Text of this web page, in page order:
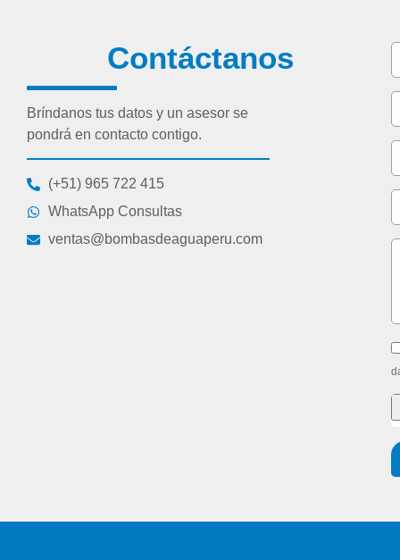
Contáctanos
Bríndanos tus datos y un asesor se
pondrá en contacto contigo.
(+51) 965 722 415
WhatsApp Consultas
ventas@bombasdeaguaperu.com